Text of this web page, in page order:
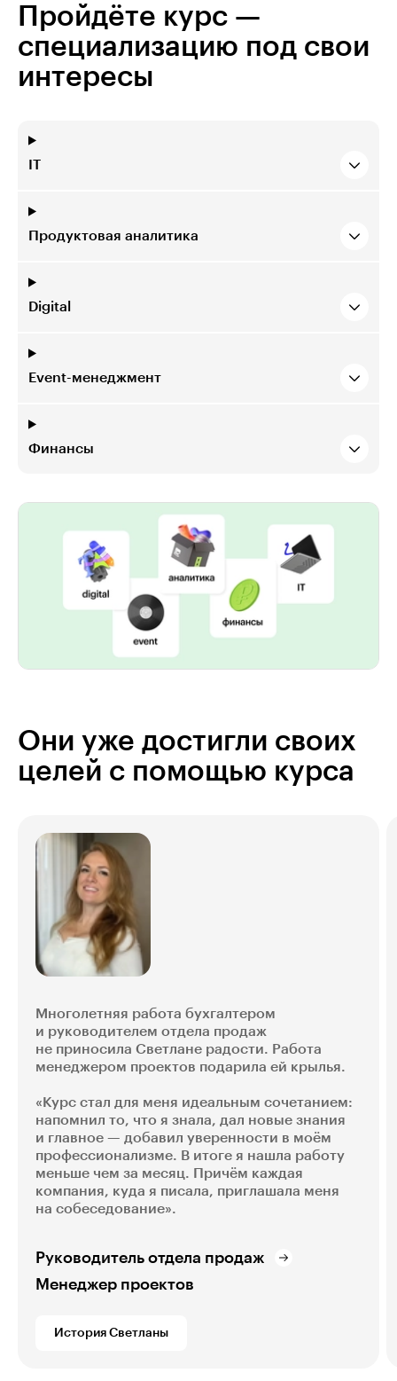
Пройдёте курс —
специализацию под свои
интересы
IT
Продуктовая аналитика
Digital
Event-менеджмент
Финансы
Они уже достигли своих
целей с помощью курса
Многолетняя работа бухгалтером
и руководителем отдела продаж
не приносила Светлане радости. Работа
менеджером проектов подарила ей крылья.
«Курс стал для меня идеальным сочетанием:
напомнил то, что я знала, дал новые знания
и главное — добавил уверенности в моём
профессионализме. В итоге я нашла работу
меньше чем за месяц. Причём каждая
компания, куда я писала, приглашала меня
на собеседование».
Руководитель отдела продаж
Менеджер проектов
История Светланы